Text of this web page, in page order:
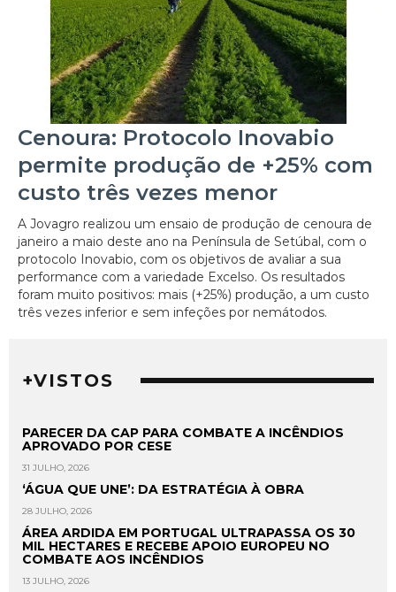
Cenoura: Protocolo Inovabio
permite produção de +25% com
custo três vezes menor
A Jovagro realizou um ensaio de produção de cenoura de
janeiro a maio deste ano na Península de Setúbal, com o
protocolo Inovabio, com os objetivos de avaliar a sua
performance com a variedade Excelso. Os resultados
foram muito positivos: mais (+25%) produção, a um custo
três vezes inferior e sem infeções por nemátodos.
+VISTOS
PARECER DA CAP PARA COMBATE A INCÊNDIOS
APROVADO POR CESE
31 JULHO, 2026
‘ÁGUA QUE UNE’: DA ESTRATÉGIA À OBRA
28 JULHO, 2026
ÁREA ARDIDA EM PORTUGAL ULTRAPASSA OS 30
MIL HECTARES E RECEBE APOIO EUROPEU NO
COMBATE AOS INCÊNDIOS
13 JULHO, 2026